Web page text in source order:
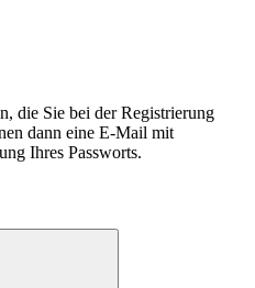
die Sie bei der Registrierung
dann eine E-Mail mit
Ihres Passworts.